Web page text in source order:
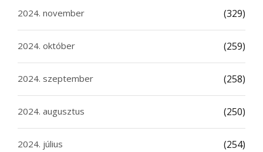
2024. november (329)
2024. október (259)
2024. szeptember (258)
2024. augusztus (250)
2024. július (254)